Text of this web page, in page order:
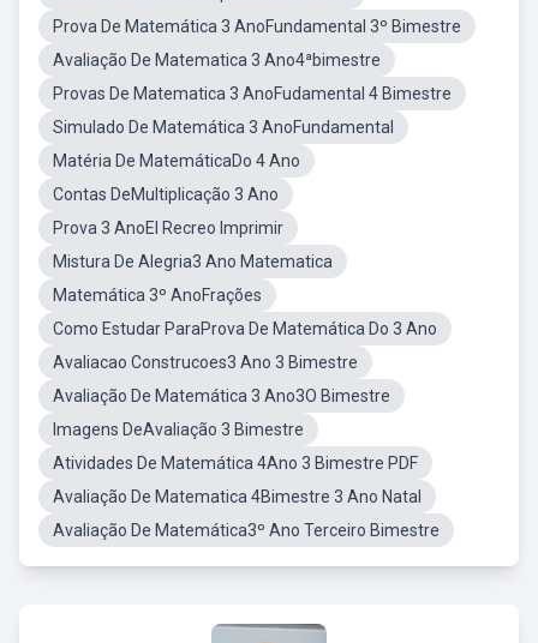
Prova De Matemática 3 AnoFundamental 3º Bimestre
Avaliação De Matematica 3 Ano4ªbimestre
Provas De Matematica 3 AnoFudamental 4 Bimestre
Simulado De Matemática 3 AnoFundamental
Matéria De MatemáticaDo 4 Ano
Contas DeMultiplicação 3 Ano
Prova 3 AnoEl Recreo Imprimir
Mistura De Alegria3 Ano Matematica
Matemática 3º AnoFrações
Como Estudar ParaProva De Matemática Do 3 Ano
Avaliacao Construcoes3 Ano 3 Bimestre
Avaliação De Matemática 3 Ano3O Bimestre
Imagens DeAvaliação 3 Bimestre
Atividades De Matemática 4Ano 3 Bimestre PDF
Avaliação De Matematica 4Bimestre 3 Ano Natal
Avaliação De Matemática3º Ano Terceiro Bimestre